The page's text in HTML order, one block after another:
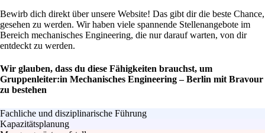
Bewirb dich direkt über unsere Website! Das gibt dir die beste Chance,
gesehen zu werden. Wir haben viele spannende Stellenangebote im
Bereich mechanisches Engineering, die nur darauf warten, von dir
entdeckt zu werden.
Wir glauben, dass du diese Fähigkeiten brauchst, um
Gruppenleiter:in Mechanisches Engineering – Berlin mit Bravour
zu bestehen
Fachliche und disziplinarische Führung
Kapazitätsplanung